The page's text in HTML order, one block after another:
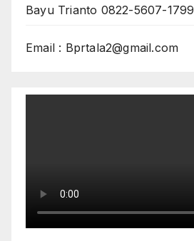
Bayu Trianto 0822-5607-1799
Email : Bprtala2@gmail.com